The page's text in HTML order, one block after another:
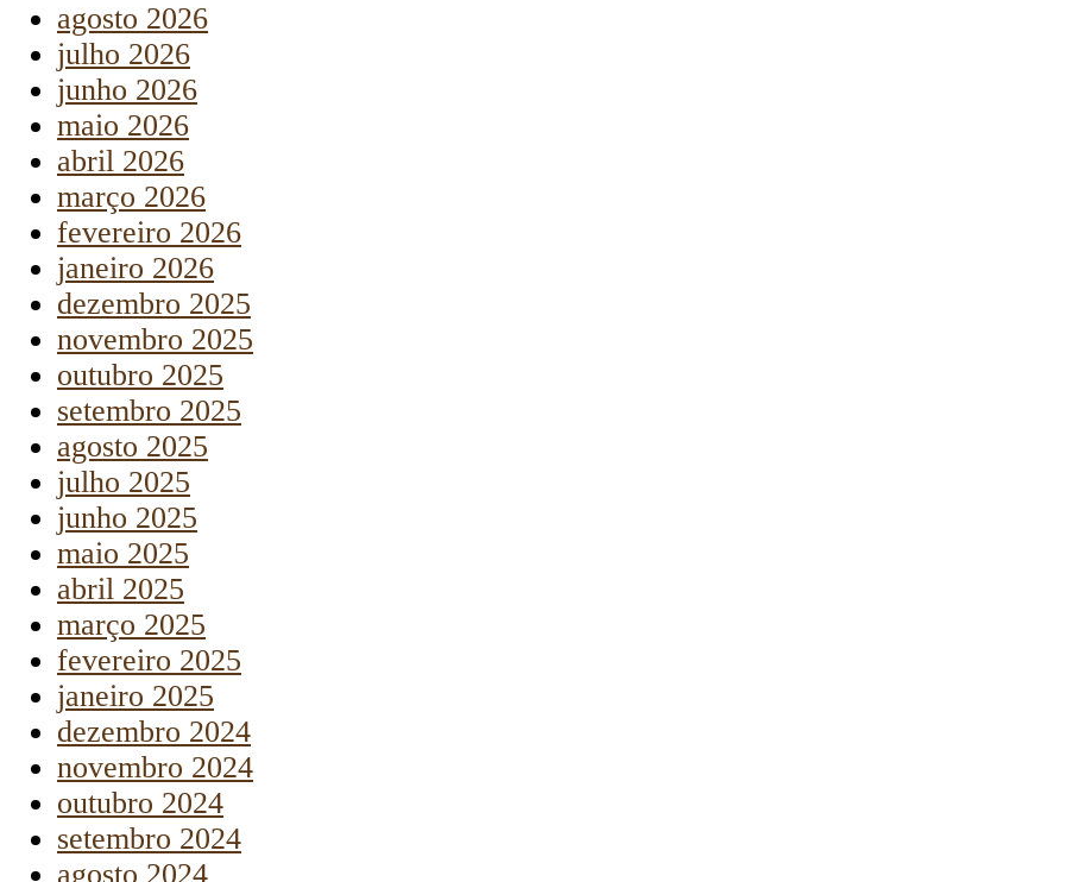
agosto 2026
julho 2026
junho 2026
maio 2026
abril 2026
março 2026
fevereiro 2026
janeiro 2026
dezembro 2025
novembro 2025
outubro 2025
setembro 2025
agosto 2025
julho 2025
junho 2025
maio 2025
abril 2025
março 2025
fevereiro 2025
janeiro 2025
dezembro 2024
novembro 2024
outubro 2024
setembro 2024
agosto 2024